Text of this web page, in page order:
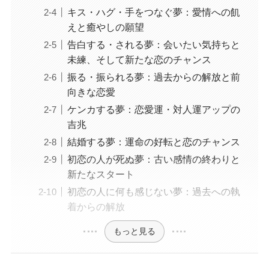
キス・ハグ・手をつなぐ夢：愛情への飢
えと癒やしの願望
告白する・される夢：会いたい気持ちと
未練、そして新たな恋のチャンス
振る・振られる夢：過去からの解放と前
向きな恋愛
ケンカする夢：恋愛運・対人運アップの
吉兆
結婚する夢：運命の好転と恋のチャンス
初恋の人が死ぬ夢：古い感情の終わりと
新たなスタート
初恋の人に何も感じない夢：過去への執
着からの解放
もっと見る